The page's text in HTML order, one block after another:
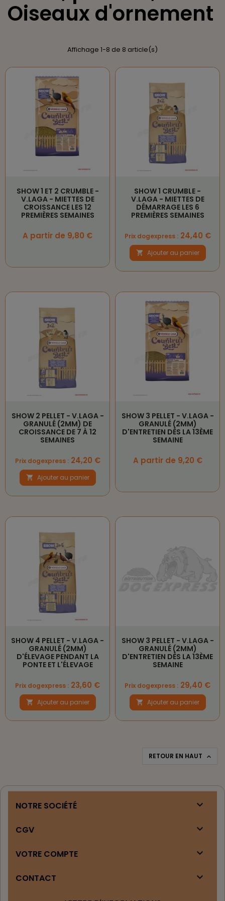
Oiseaux d'ornement
Affichage 1-8 de 8 article(s)
SHOW 1 ET 2 CRUMBLE -
V.LAGA - MIETTES DE
CROISSANCE LES 12
PREMIÈRES SEMAINES
Prix
A partir de 9,80 €
SHOW 1 CRUMBLE -
V.LAGA - MIETTES DE
DÉMARRAGE LES 6
PREMIÈRES SEMAINES
Prix
Prix dogexpress :24,40 €
 Ajouter au panier
SHOW 2 PELLET - V.LAGA -
GRANULÉ (2MM) DE
CROISSANCE DE 7 À 12
SEMAINES
Prix
Prix dogexpress :24,20 €
 Ajouter au panier
SHOW 3 PELLET - V.LAGA -
GRANULÉ (2MM)
D'ENTRETIEN DÈS LA 13ÈME
SEMAINE
Prix
A partir de 9,20 €
SHOW 4 PELLET - V.LAGA -
GRANULÉ (2MM)
D'ÉLEVAGE PENDANT LA
PONTE ET L'ÉLEVAGE
Prix
Prix dogexpress : 23,60 €
 Ajouter au panier
SHOW 3 PELLET - V.LAGA -
GRANULÉ (2MM)
D'ENTRETIEN DÈS LA 13ÈME
SEMAINE
Prix
Prix dogexpress : 29,40 €
 Ajouter au panier
RETOUR EN HAUT 
NOTRE SOCIÉTÉ 
CGV 
VOTRE COMPTE 
CONTACT 